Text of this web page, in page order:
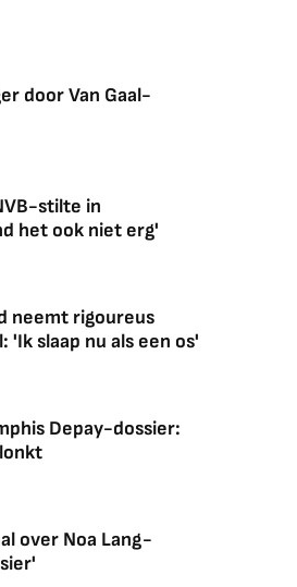
door Van Gaal-
stilte in
het ook niet erg'
neemt rigoureus
slaap nu als een os'
Depay-dossier:
over Noa Lang-